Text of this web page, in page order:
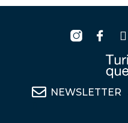
NEWSLETTER